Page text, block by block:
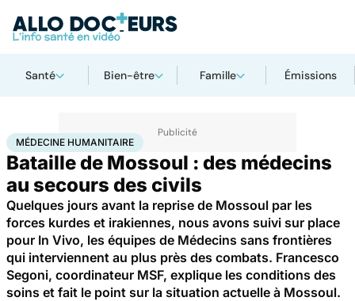
Santé Bien-être Famille Émissions
AccueilSantéMédecine humanitaire
MÉDECINE HUMANITAIRE
Bataille de Mossoul : des médecins
au secours des civils
Quelques jours avant la reprise de Mossoul par les
forces kurdes et irakiennes, nous avons suivi sur place
pour In Vivo, les équipes de Médecins sans frontières
qui interviennent au plus près des combats. Francesco
Segoni, coordinateur MSF, explique les conditions des
soins et fait le point sur la situation actuelle à Mossoul.